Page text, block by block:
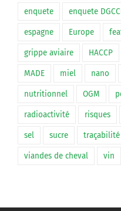
enquete enquete
espagne Europe
grippe aviaire HACCP
MADE miel nano
nutritionnel OGM
radioactivité risques
sel sucre traçabilité
viandes de cheval vin